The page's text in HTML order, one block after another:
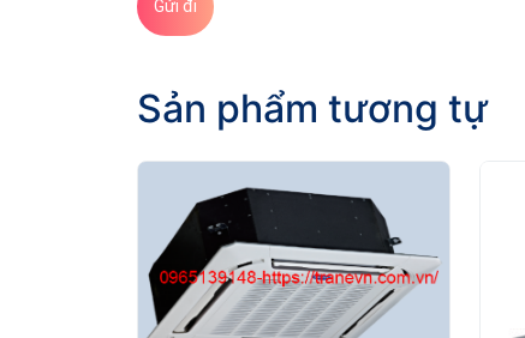
Sản phẩm tương tự